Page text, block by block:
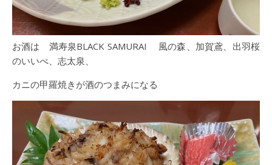
お酒は 満寿泉BLACK SAMURAI 風の森、加賀鳶、出羽桜
のいいべ、志太泉、
カニの甲羅焼きが酒のつまみになる